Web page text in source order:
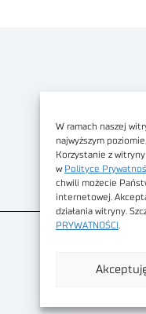
W ramach naszej
najwyższym
Korzystanie z
w Polityce
chwili możecie
internetowej.
działania witryny.
PRYWATNOŚCI